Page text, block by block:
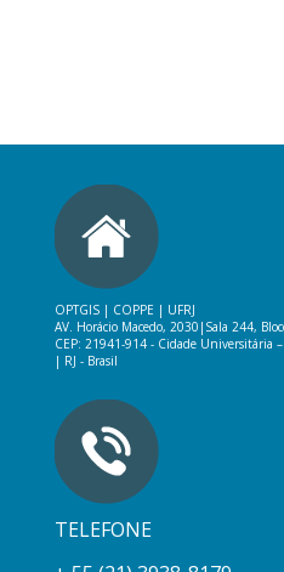
OPTGIS | COPPE | UFRJ
AV. Horácio Macedo, 2030| Sala 244,
CEP: 21941-914 - Cidade Universitária
| RJ - Brasil
TELEFONE